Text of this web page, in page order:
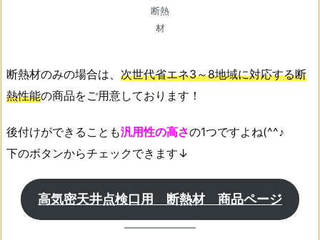
断熱
材
断熱材のみの場合は、 次世代省エネ3～8地域に対応する断
熱性能の商品をご用意しております！
後付けができることも汎用性の高さの1つですよね(^^♪
下のボタンからチェックできます↓
高気密天井点検口用 断熱材 商品ページ